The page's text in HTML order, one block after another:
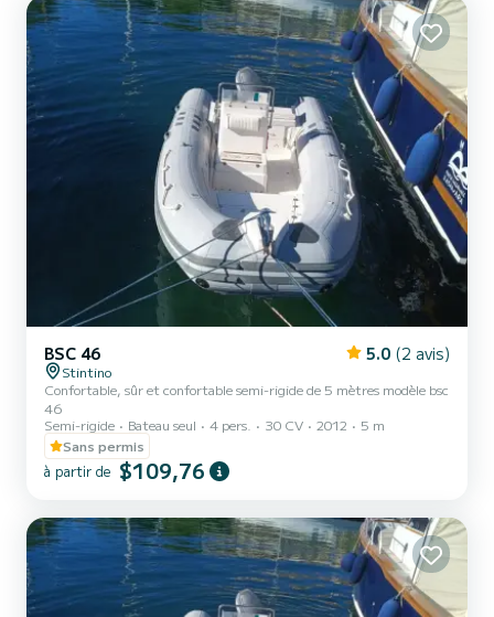
BSC 46 5.0 (2 avis)
Stintino
Confortable, sûr et confortable semi-rigide de 5 mètres modèle bsc
46
Semi-rigide
Bateau seul 4 pers. 30 CV 2012
5 m
Sans permis
à partir de $109,76